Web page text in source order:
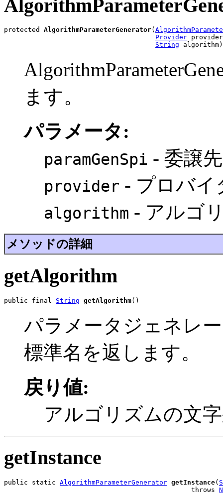
protected AlgorithmParameterGenerator(
Provider
String algorithm)
ます。
パラメータ:
paramGenSpi - 委譲先
provider - プロバイ
algorithm - アルゴ
メソッドの詳細
getAlgorithm
public final String getAlgorithm()
パラメータジェネレ
標準名を返します。
戻り値:
アルゴリズムの文
getInstance
public static AlgorithmParameterGenerator getInstance(
                                               throws